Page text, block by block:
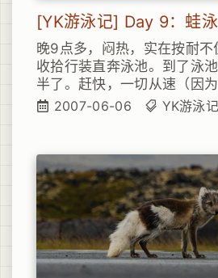
[YK游泳记] Day 9：蛙
晚9点多，闷热，实在按耐不
收拾行装直奔泳池。到了泳
半了。赶快，一切从速（因
业）。今天本着从速观点，下
的，今晚时间关系，总共游
回，基本也都是一口气搞定。
2007-06-06 YK游泳记